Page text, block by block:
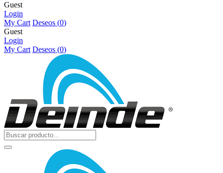
Guest
Login
My Cart Deseos (0)
Guest
Login
My Cart Deseos (0)